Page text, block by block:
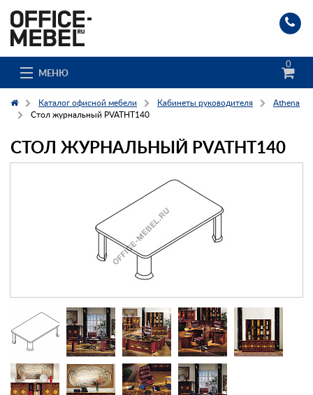
МЕНЮ
0
Каталог
Заказ каталога
Контакты
Заказать обратный звонок
Каталог офисной мебели Кабинеты руководителя
Athena
Стол журнальный PVATHT140
СТОЛ ЖУРНАЛЬНЫЙ PVATHT140